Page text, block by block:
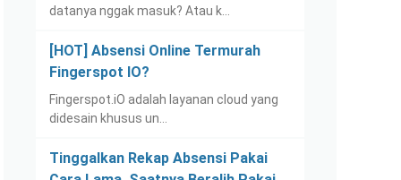
datanya nggak masuk? Atau k…
[HOT] Absensi Online Termurah
Fingerspot IO?
Fingerspot.iO adalah layanan cloud yang
didesain khusus un…
Tinggalkan Rekap Absensi Pakai